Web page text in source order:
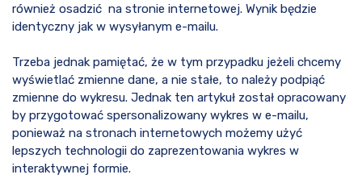
również osadzić na stronie internetowej. Wynik będzie
identyczny jak w wysyłanym e-mailu.
Trzeba jednak pamiętać, że w tym przypadku jeżeli chcemy
wyświetlać zmienne dane, a nie stałe, to należy podpiąć
zmienne do wykresu. Jednak ten artykuł został opracowany
by przygotować spersonalizowany wykres w e-mailu,
ponieważ na stronach internetowych możemy użyć
lepszych technologii do zaprezentowania wykres w
interaktywnej formie.